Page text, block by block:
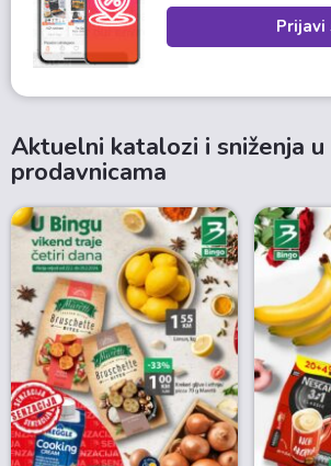
Prijavi
Aktuelni katalozi i sniženja u
prodavnicama